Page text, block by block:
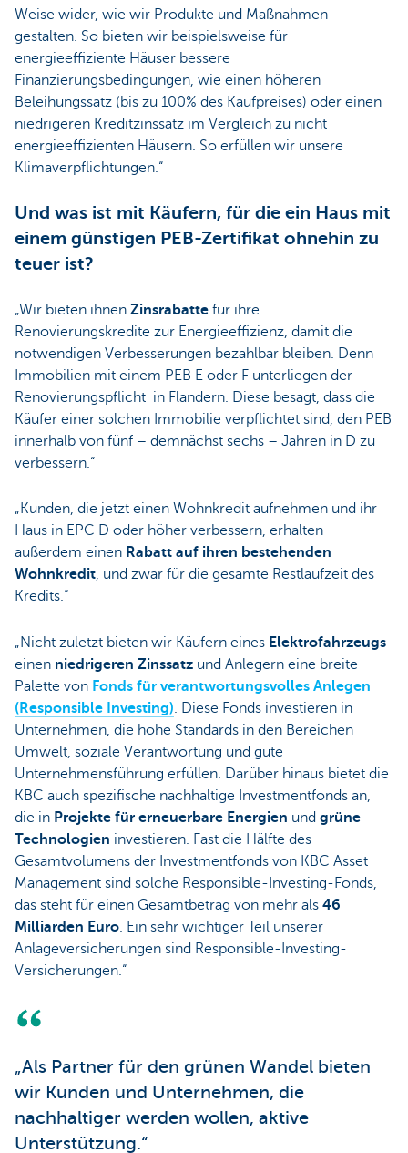
Weise wider, wie wir Produkte und Maßnahmen
gestalten. So bieten wir beispielsweise für
energieeffiziente Häuser bessere
Finanzierungsbedingungen, wie einen höheren
Beleihungssatz (bis zu 100% des Kaufpreises) oder einen
niedrigeren Kreditzinssatz im Vergleich zu nicht
energieeffizienten Häusern. So erfüllen wir unsere
Klimaverpflichtungen.“
Und was ist mit Käufern, für die ein Haus mit
einem günstigen PEB-Zertifikat ohnehin zu
teuer ist?
„Wir bieten ihnen Zinsrabatte für ihre
Renovierungskredite zur Energieeffizienz, damit die
notwendigen Verbesserungen bezahlbar bleiben. Denn
Immobilien mit einem PEB E oder F unterliegen der
Renovierungspflicht in Flandern. Diese besagt, dass die
Käufer einer solchen Immobilie verpflichtet sind, den PEB
innerhalb von fünf – demnächst sechs – Jahren in D zu
verbessern.“
„Kunden, die jetzt einen Wohnkredit aufnehmen und ihr
Haus in EPC D oder höher verbessern, erhalten
außerdem einen Rabatt auf ihren bestehenden
Wohnkredit, und zwar für die gesamte Restlaufzeit des
Kredits.“
„Nicht zuletzt bieten wir Käufern eines Elektrofahrzeugs
einen niedrigeren Zinssatz und Anlegern eine breite
Palette von Fonds für verantwortungsvolles Anlegen
(Responsible Investing). Diese Fonds investieren in
Unternehmen, die hohe Standards in den Bereichen
Umwelt, soziale Verantwortung und gute
Unternehmensführung erfüllen. Darüber hinaus bietet die
KBC auch spezifische nachhaltige Investmentfonds an,
die in Projekte für erneuerbare Energien und grüne
Technologien investieren. Fast die Hälfte des
Gesamtvolumens der Investmentfonds von KBC Asset
Management sind solche Responsible-Investing-Fonds,
das steht für einen Gesamtbetrag von mehr als 46
Milliarden Euro. Ein sehr wichtiger Teil unserer
Anlageversicherungen sind Responsible-Investing-
Versicherungen.“
„Als Partner für den grünen Wandel bieten
wir Kunden und Unternehmen, die
nachhaltiger werden wollen, aktive
Unterstützung.“